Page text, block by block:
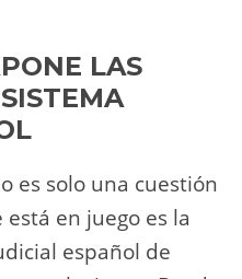
LAS
es solo una cuestión
en juego es la
español de